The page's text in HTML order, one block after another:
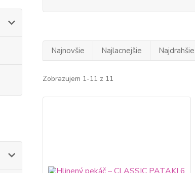
Najnovšie Najlacnejšie Najdrahšie
Zobrazujem 1-11 z 11